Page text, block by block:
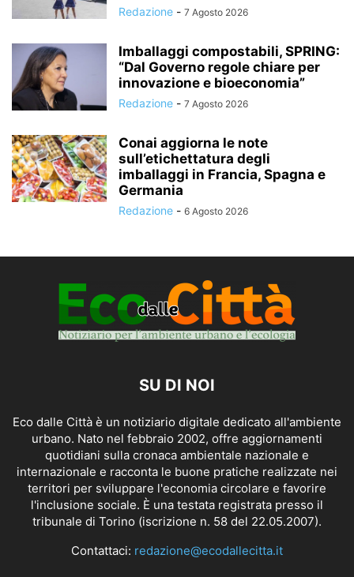
Redazione - 7 Agosto 2026
Imballaggi compostabili, SPRING:
“Dal Governo regole chiare per
innovazione e bioeconomia”
Redazione - 7 Agosto 2026
Conai aggiorna le note
sull’etichettatura degli
imballaggi in Francia, Spagna e
Germania
Redazione - 6 Agosto 2026
SU DI NOI
Eco dalle Città è un notiziario digitale dedicato all'ambiente
urbano. Nato nel febbraio 2002, offre aggiornamenti
quotidiani sulla cronaca ambientale nazionale e
internazionale e racconta le buone pratiche realizzate nei
territori per sviluppare l'economia circolare e favorire
l'inclusione sociale. È una testata registrata presso il
tribunale di Torino (iscrizione n. 58 del 22.05.2007).
Contattaci: redazione@ecodallecitta.it